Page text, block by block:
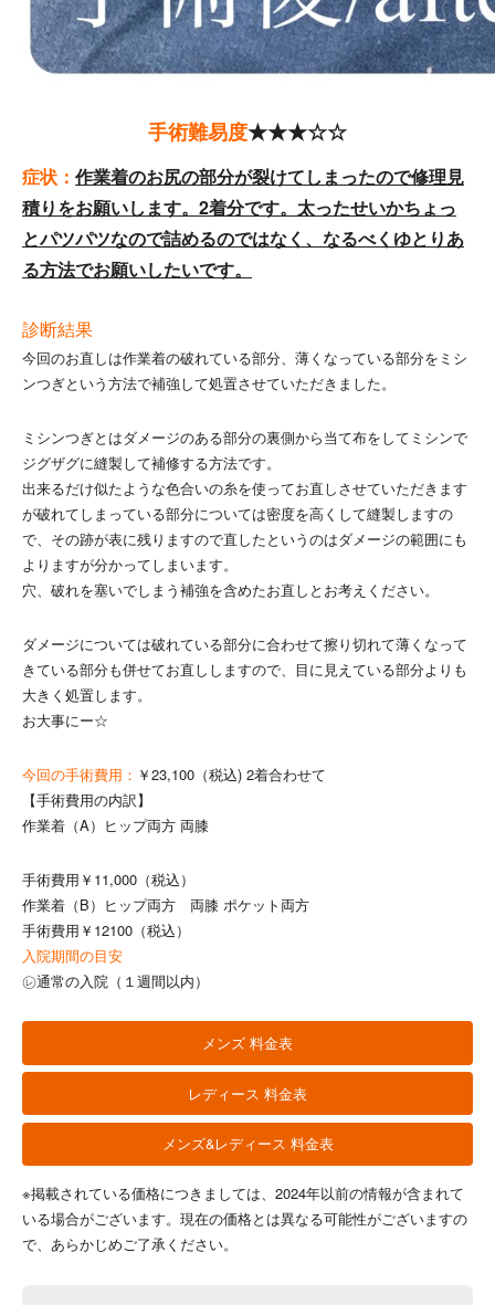
手術難易度★★★☆☆
症状： 作業着のお尻の部分が裂けてしまったので修理見
積りをお願いします。2着分です。太ったせいかちょっ
とパツパツなので詰めるのではなく、なるべくゆとりあ
る方法でお願いしたいです。
診断結果
今回のお直しは作業着の破れている部分、薄くなっている部分をミシ
ンつぎという方法で補強して処置させていただきました。
ミシンつぎとはダメージのある部分の裏側から当て布をしてミシンで
ジグザグに縫製して補修する方法です。
出来るだけ似たような色合いの糸を使ってお直しさせていただきます
が破れてしまっている部分については密度を高くして縫製しますの
で、その跡が表に残りますので直したというのはダメージの範囲にも
よりますが分かってしまいます。
穴、破れを塞いでしまう補強を含めたお直しとお考えください。
ダメージについては破れている部分に合わせて擦り切れて薄くなって
きている部分も併せてお直ししますので、目に見えている部分よりも
大きく処置します。
お大事にー☆
今回の手術費用： ￥23,100（税込) 2着合わせて
【手術費用の内訳】
作業着（A）ヒップ両方 両膝
手術費用￥11,000（税込）
作業着（B）ヒップ両方 両膝 ポケット両方
手術費用￥12100（税込）
入院期間の目安
㋹通常の入院（１週間以内）
メンズ 料金表
レディース 料金表
メンズ&レディース 料金表
※掲載されている価格につきましては、2024年以前の情報が含まれて
いる場合がございます。現在の価格とは異なる可能性がございますの
で、あらかじめご了承ください。